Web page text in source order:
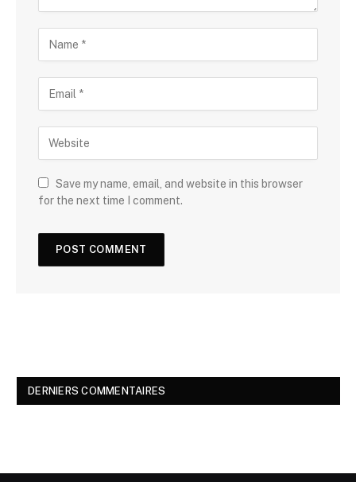
Save my name, email, and website in this browser
for the next time I comment.
DERNIERS COMMENTAIRES